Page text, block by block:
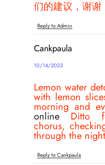
们的建议，谢谢
Reply to Admin
Cankpaula
10/14/2023
Lemon water
with lemon
morning and
online Ditto
chorus,
through the night
Reply to Cankpaula